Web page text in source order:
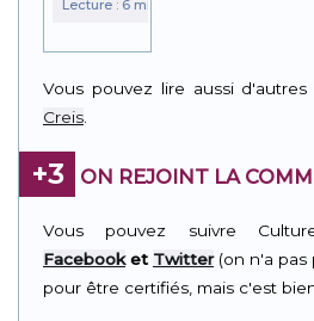
Vous pouvez lire aussi d'autres
Creis.
+3 ON REJOINT LA
Vous pouvez suivre
Facebooket Twitter(on n'a pas
pour être certifiés, mais c'est